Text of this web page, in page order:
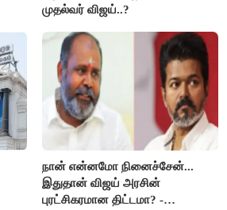
முதல்வர் விஜய்..?
நான் என்னமோ நினைச்சேன்...
இதுதான் விஜய் அரசின்
புரட்சிகரமான திட்டமா? -